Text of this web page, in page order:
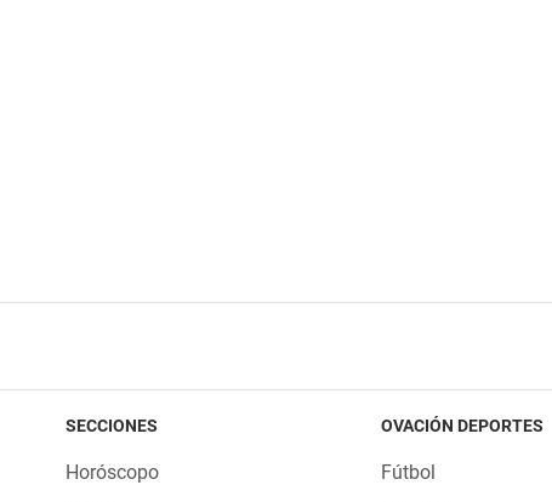
SECCIONES
Horóscopo
OVACIÓN DEPORTES
Fútbol